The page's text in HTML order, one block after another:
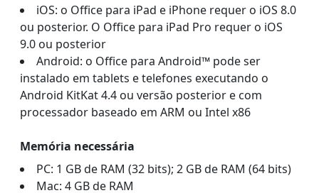
iOS: o Office para iPad e iPhone requer o iOS 8.0
ou posterior. O Office para iPad Pro requer o iOS
9.0 ou posterior
Android: o Office para Android™ pode ser
instalado em tablets e telefones executando o
Android KitKat 4.4 ou versão posterior e com
processador baseado em ARM ou Intel x86
Memória necessária
PC: 1 GB de RAM (32 bits); 2 GB de RAM (64 bits)
Mac: 4 GB de RAM